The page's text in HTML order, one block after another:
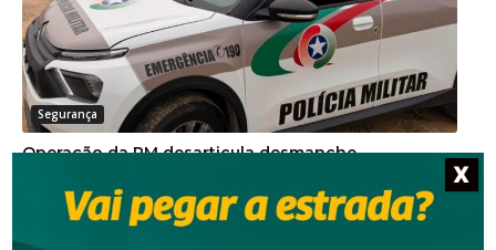
Segurança
Operação da PM desarticula desmanche
X